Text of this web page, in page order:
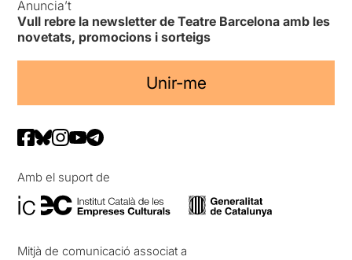
Anuncia’t
Vull rebre la newsletter de Teatre Barcelona amb les
novetats, promocions i sorteigs
Unir-me
Amb el suport de
Mitjà de comunicació associat a